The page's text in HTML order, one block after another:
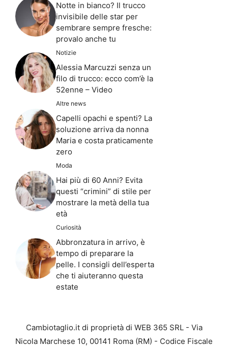
Notte in bianco? Il trucco
invisibile delle star per
sembrare sempre fresche:
provalo anche tu
Notizie
Alessia Marcuzzi senza un
filo di trucco: ecco com’è la
52enne – Video
Altre news
Capelli opachi e spenti? La
soluzione arriva da nonna
Maria e costa praticamente
zero
Moda
Hai più di 60 Anni? Evita
questi “crimini” di stile per
mostrare la metà della tua
età
Curiosità
Abbronzatura in arrivo, è
tempo di preparare la
pelle. I consigli dell’esperta
che ti aiuteranno questa
estate
Cambiotaglio.it di proprietà di WEB 365 SRL - Via
Nicola Marchese 10, 00141 Roma (RM) - Codice Fiscale